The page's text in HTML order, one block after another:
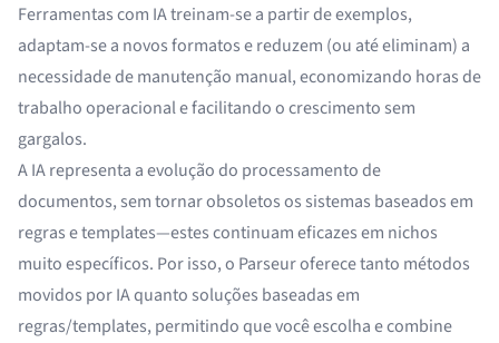
Ferramentas com IA treinam-se a partir de exemplos,
adaptam-se a novos formatos e reduzem (ou até eliminam) a
necessidade de manutenção manual, economizando horas de
trabalho operacionale facilitando o crescimento sem
gargalos.
A IA representa a evolução do processamento de
documentos, sem tornar obsoletos os sistemas baseados em
regras e templates—estes continuam eficazes em nichos
muito específicos. Por isso, o Parseuroferece tanto métodos
movidos por IA quanto soluções baseadas em
regras/templates, permitindo que você escolha e combine